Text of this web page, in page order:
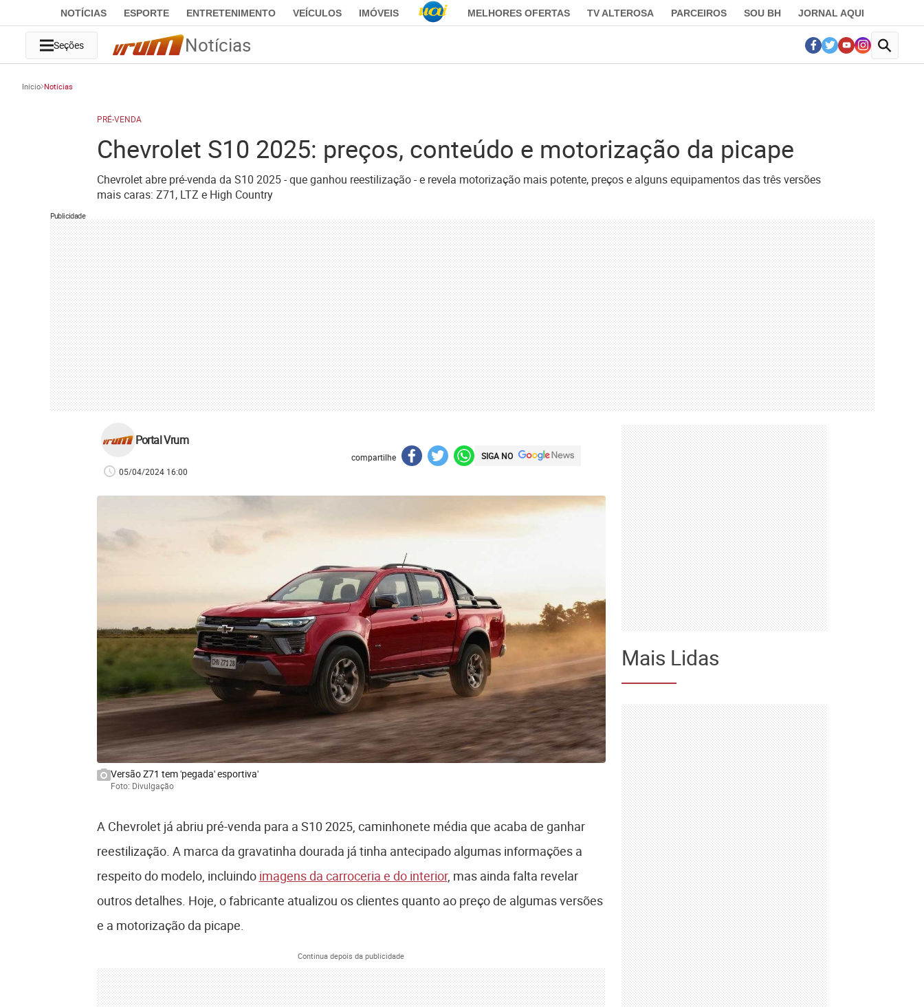
NOTÍCIAS ESPORTE ENTRETENIMENTO VEÍCULOS IMÓVEIS MELHORES OFERTAS TV ALTEROSA PARCEIROS SOU BH JORNAL AQUI
Seções Notícias
Início Notícias
PRÉ-VENDA
Chevrolet S10 2025: preços, conteúdo e motorização da picape
Chevrolet abre pré-venda da S10 2025 - que ganhou reestilização - e revela motorização mais potente, preços e alguns equipamentos das três versões
mais caras: Z71, LTZ e High Country
Publicidade
Portal Vrum
05/04/2024 16:00
compartilhe SIGA NO
Versão Z71 tem 'pegada' esportiva'
Foto: Divulgação
A Chevrolet já abriu pré-venda para a S10 2025, caminhonete média que acaba de ganhar
reestilização. A marca da gravatinha dourada já tinha antecipado algumas informações a
respeito do modelo, incluindo imagens da carroceria e do interior, mas ainda falta revelar
outros detalhes. Hoje, o fabricante atualizou os clientes quanto ao preço de algumas versões
e a motorização da picape.
Continua depois da publicidade
Mais Lidas